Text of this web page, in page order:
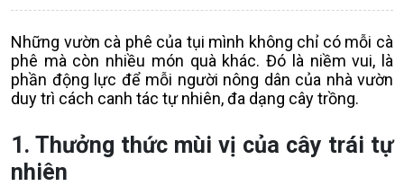
Những vườn cà phê của tụi mình không chỉ có mỗi cà
phê mà còn nhiều món quà khác. Đó là niềm vui, là
phần động lực để mỗi người nông dân của nhà vườn
duy trì cách canh tác tự nhiên, đa dạng cây trồng.
1. Thưởng thức mùi vị của cây trái tự
nhiên